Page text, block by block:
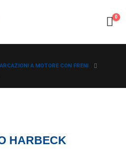
0
A MOTORE CON FRENI
HARBECK